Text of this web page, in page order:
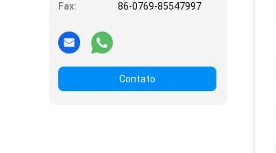
Fax:
86-0769-85547997
Contato